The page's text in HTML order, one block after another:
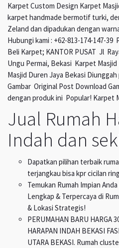
Karpet Custom Design Karpet
karpet handmade bermotif turki,
Zeland dan dipadukan dengan
Hubungi kami : +62-813-174-147-
Beli Karpet; KANTOR PUSAT Jl
Ungu Permai, Bekasi Karpet
Masjid Duren Jaya Bekasi
Gambar Original Post Download
dengan produk ini Popular! Karpet
Jual Rumah
Indah dan
Dapatkan pilihan terbaik
terjangkau bisa kpr cicilan
Temukan Rumah Impian
Lengkap & Terpercaya di
& Lokasi Strategis!
PERUMAHAN BARU HARGA
HARAPAN INDAH BEKASI
UTARA BEKASI. Rumah